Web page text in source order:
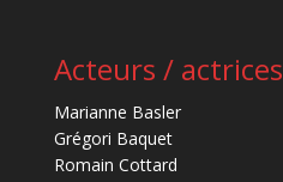
Acteurs / actrices
Marianne Basler
Grégori Baquet
Romain Cottard